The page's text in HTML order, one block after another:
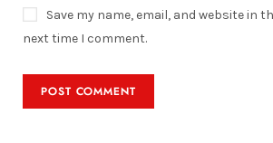
Save my name, email, and website in
next time I comment.